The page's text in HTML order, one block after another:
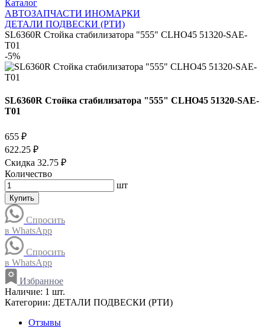
Каталог
АВТОЗАПЧАСТИ ИНОМАРКИ
ДЕТАЛИ ПОДВЕСКИ (РТИ)
SL6360R Стойка стабилизатора "555" CLHO45 51320-SAE-
T01
-5%
SL6360R Стойка стабилизатора "555" CLHO45 51320-SAE-
T01
655 ₽
622.25 ₽
Скидка 32.75 ₽
Количество
шт
Купить
Спросить
в WhatsApp
Спросить
в WhatsApp
Избранное
Наличие: 1 шт.
Категории: ДЕТАЛИ ПОДВЕСКИ (РТИ)
Отзывы